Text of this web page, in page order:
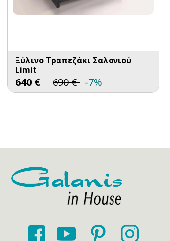
Ξύλινο Τραπεζάκι Σαλονιού
Limit
640 € 690€ -7%